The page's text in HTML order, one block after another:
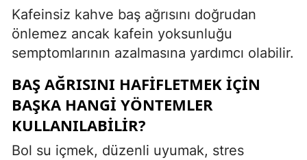
Kafeinsiz kahve baş ağrısını doğrudan
önlemez ancak kafein yoksunluğu
semptomlarının azalmasına yardımcı olabilir.
BAŞ AĞRISINI HAFIFLETMEK IÇIN
BAŞKA HANGI YÖNTEMLER
KULLANILABILIR?
Bol su içmek, düzenli uyumak, stres